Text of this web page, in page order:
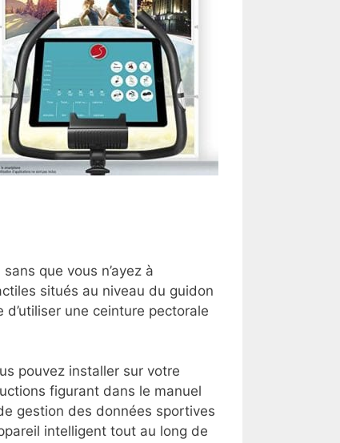
que vous n’ayez à
situés au niveau du guidon
une ceinture pectorale
pouvez installer sur votre
figurant dans le manuel
gestion des données sportives
intelligent tout au long de